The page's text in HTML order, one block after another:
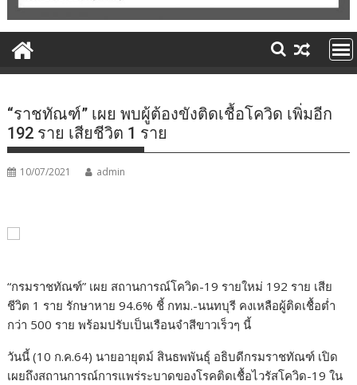
“ราชทัณฑ์” เผย พบผู้ต้องขังติดเชื้อโควิด เพิ่มอีก
192 ราย เสียชีวิต 1 ราย
10/07/2021 admin
“กรมราชทัณฑ์” เผย สถานการณ์โควิด-19 รายใหม่ 192 ราย เสีย
ชีวิต 1 ราย รักษาหาย 94.6% ชี้ กทม.-นนทบุรี คงเหลือผู้ติดเชื้อต่ำ
กว่า 500 ราย พร้อมปรับเป็นเรือนจำสีขาวเร็วๆ นี้
วันนี้ (10 ก.ค.64) นายอายุตม์ สินธพพันธุ์ อธิบดีกรมราชทัณฑ์ เปิด
เผยถึงสถานการณ์การแพร่ระบาดของโรคติดเชื้อไวรัสโควิด-19 ใน